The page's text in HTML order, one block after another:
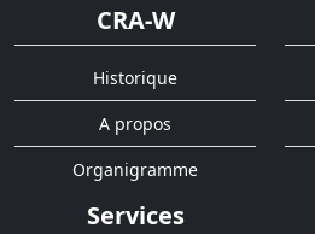
CRA-W
Historique
A propos
Organigramme
Services